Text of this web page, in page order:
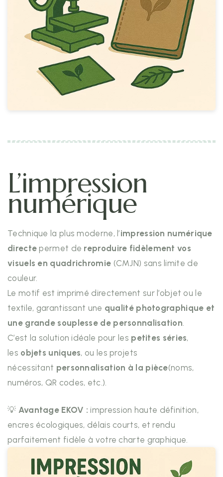
L’impression
numérique
Technique la plus moderne, l’impression numérique
directe permet de reproduire fidèlement vos
visuels en quadrichromie (CMJN) sans limite de
couleur.
Le motif est imprimé directement sur l’objet ou le
textile, garantissant une qualité photographique et
une grande souplesse de personnalisation.
C’est la solution idéale pour les petites séries,
les objets uniques, ou les projets
nécessitant personnalisation à la pièce(noms,
numéros, QR codes, etc.).
💡 Avantage EKOV : impression haute définition,
encres écologiques, délais courts, et rendu
parfaitement fidèle à votre charte graphique.